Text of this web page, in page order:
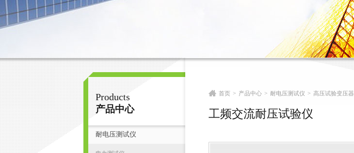
扬州志力电气科技有限公司/扬州高压测试仪
Products
产品中心
耐电压测试仪
首页 > 产品中心 > 耐电压测试仪 > 高压试验变压器
工频交流耐压试验仪